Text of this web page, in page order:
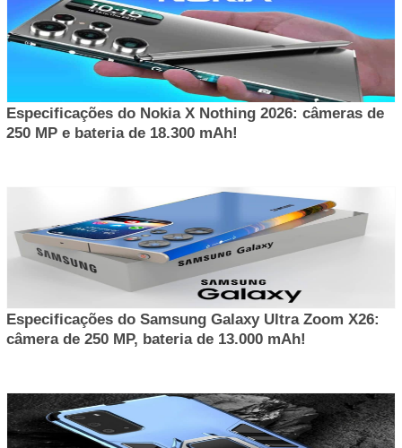
Especificações do Nokia X Nothing 2026: câmeras de
250 MP e bateria de 18.300 mAh!
Especificações do Samsung Galaxy Ultra Zoom X26:
câmera de 250 MP, bateria de 13.000 mAh!